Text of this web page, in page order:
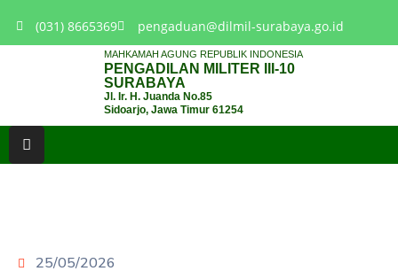
(031) 8665369 pengaduan@dilmil-surabaya.go.id
MAHKAMAH AGUNG REPUBLIK INDONESIA
PENGADILAN MILITER III-10
SURABAYA
Jl. Ir. H. Juanda No.85
Sidoarjo, Jawa Timur 61254
PENGADILAN
PUBLIK
25/05/2026